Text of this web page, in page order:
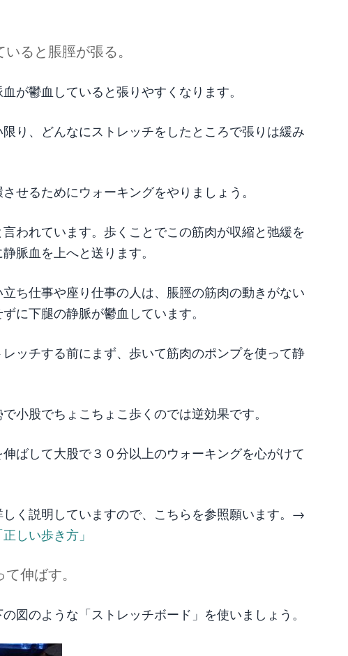
ると脹脛が張る。
が鬱血していると張りやすくなります。
り、どんなにストレッチをしたところで張りは緩み
せるためにウォーキングをやりましょう。
われています。歩くことでこの筋肉が収縮と弛緩を
脈血を上へと送ります。
ち仕事や座り仕事の人は、脹脛の筋肉の動きがない
に下腿の静脈が鬱血しています。
ッチする前にまず、歩いて筋肉のポンプを使って静
小股でちょこちょこ歩くのでは逆効果です。
ばして大股で３０分以上のウォーキングを心がけて
く説明していますので、こちらを参照願います。→
しい歩き方」
伸ばす。
図のような「ストレッチボード」を使いましょう。